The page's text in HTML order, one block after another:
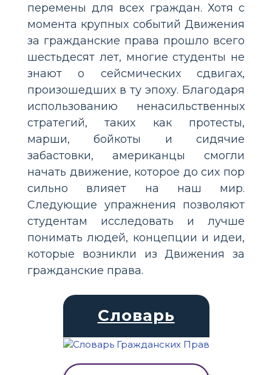
перемены для всех граждан. Хотя с
момента крупных событий Движения
за гражданские права прошло всего
шестьдесят лет, многие студенты не
знают о сейсмических сдвигах,
произошедших в ту эпоху. Благодаря
использованию ненасильственных
стратегий, таких как протесты,
марши, бойкоты и сидячие
забастовки, американцы смогли
начать движение, которое до сих пор
сильно влияет на наш мир.
Следующие упражнения позволяют
студентам исследовать и лучше
понимать людей, концепции и идеи,
которые возникли из Движения за
гражданские права.
Словарь